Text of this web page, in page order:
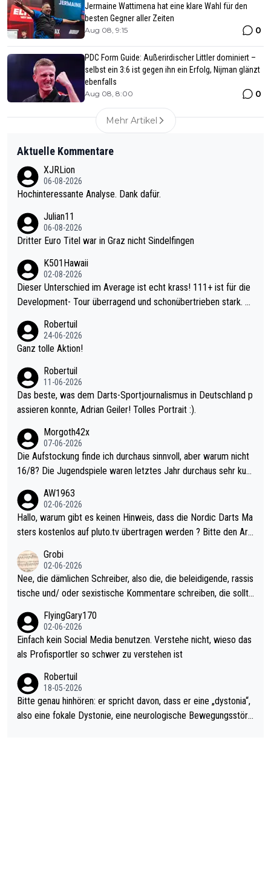
Jermaine Wattimena hat eine klare Wahl für den
besten Gegner aller Zeiten
Aug 08, 9:15 0
PDC Form Guide: Außerirdischer Littler dominiert –
selbst ein 3:6 ist gegen ihn ein Erfolg, Nijman glänzt
ebenfalls
Aug 08, 8:00 0
Mehr Artikel
Aktuelle Kommentare
XJRLion
06-08-2026
Hochinteressante Analyse. Dank dafür.
Julian11
06-08-2026
Dritter Euro Titel war in Graz nicht Sindelfingen
K501Hawaii
02-08-2026
Dieser Unterschied im Average ist echt krass! 111+ ist für die
Development- Tour überragend und schonübertrieben stark. U
mal 40+ erst recht. Da gewinnst keinen Blumentopf - ist ja noc
h krasser wie ein Pokalspiel eines Kreisligisten vs einem Bund
Robertuil
24-06-2026
Ganz tolle Aktion!
Robertuil
11-06-2026
Das beste, was dem Darts-Sportjournalismus in Deutschland p
assieren konnte, Adrian Geiler! Tolles Portrait :).
Morgoth42x
07-06-2026
Die Aufstockung finde ich durchaus sinnvoll, aber warum nicht
16/8? Die Jugendspiele waren letztes Jahr durchaus sehr kurz
Allerdings ist Mitchell Lawrie als Nummer 1 der Welt eh qualifi
ziert. Somit ändert die automatische Qualifikation des Weltmei
sters erstmal nichts. Ich denke sie wollen damit für nächstes J
ohl wenig WDF Turniere spielen. Dies war bei Archie Self letzt
es Jahr der Fall. Er musste als amtierender Weltmeister durch
den Qualifier und ich glaube kaum, dass Mitchel sich das (in Ve
el hat.
AW1963
02-06-2026
Hallo, warum gibt es keinen Hinweis, dass die Nordic Darts Ma
sters kostenlos auf pluto.tv übertragen werden ? Bitte den Arti
Grobi
02-06-2026
Nee, die dämlichen Schreiber, also die, die beleidigende, rassis
tische und/ oder sexistische Kommentare schreiben, die sollte
s Leben in den Griff kriegen. Nur eins wundert mich: Luke Little
r war doch neulich erst derjenige, der über Social Media GvV p
rovoziert hat. Und Littlers Mutter schießt öfters mal gegen Ric
FlyingGary170
02-06-2026
Einfach kein Social Media benutzen. Verstehe nicht, wieso das
als Profisportler so schwer zu verstehen ist
Robertuil
18-05-2026
Bitte genau hinhören: er spricht davon, dass er eine „dystonia“,
also eine fokale Dystonie, eine neurologische Bewegungsstöru